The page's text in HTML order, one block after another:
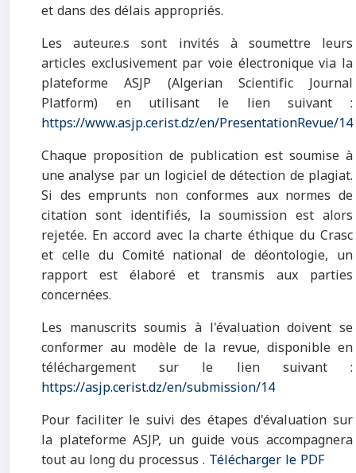
et dans des délais appropriés.
Les auteur.e.s sont invités à soumettre leurs
articles exclusivement par voie électronique via la
plateforme ASJP (Algerian Scientific Journal
Platform) en utilisant le lien suivant :
https://www.asjp.cerist.dz/en/PresentationRevue/14
Chaque proposition de publication est soumise à
une analyse par un logiciel de détection de plagiat.
Si des emprunts non conformes aux normes de
citation sont identifiés, la soumission est alors
rejetée. En accord avec la charte éthique du Crasc
et celle du Comité national de déontologie, un
rapport est élaboré et transmis aux parties
concernées.
Les manuscrits soumis à l'évaluation doivent se
conformer au modèle de la revue, disponible en
téléchargement sur le lien suivant :
https://asjp.cerist.dz/en/submission/14
Pour faciliter le suivi des étapes d'évaluation sur
la plateforme ASJP, un guide vous accompagnera
tout au long du processus . Télécharger le PDF